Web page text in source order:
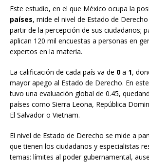
Este estudio, en el que México ocupa la
países, mide el nivel de Estado de
partir de la percepción de sus ciudadanos;
aplican 120 mil encuestas a personas en
expertos en la materia.
La calificación de cada país va de 0 a 1,
mayor apego al Estado de Derecho. En
tuvo una evaluación global de 0.45,
países como Sierra Leona, República
El Salvador o Vietnam.
El nivel de Estado de Derecho se mide a
que tienen los ciudadanos y especialistas
temas: límites al poder gubernamental,